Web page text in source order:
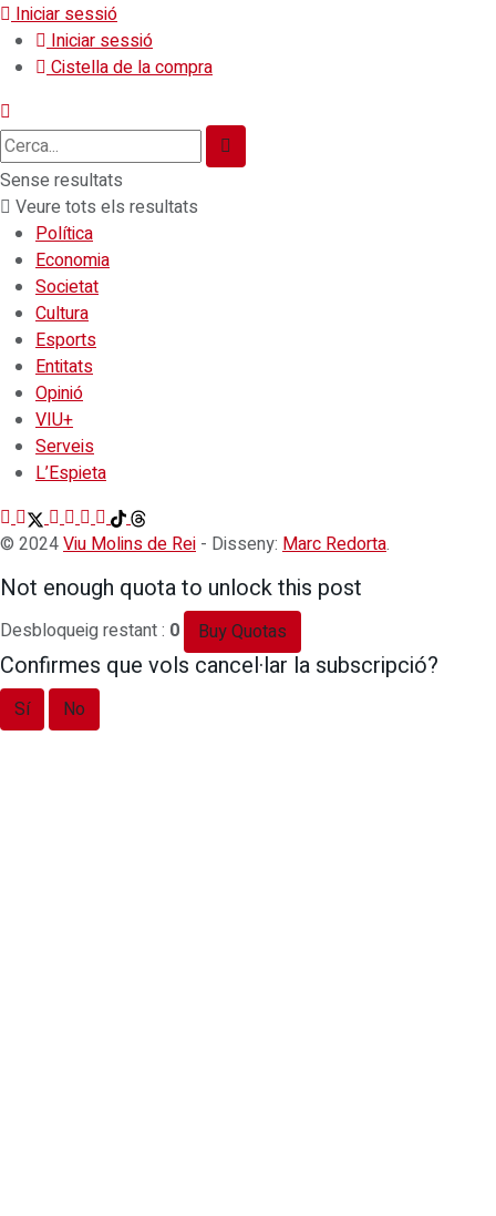
Iniciar sessió
Iniciar sessió
Cistella de la compra
Sense resultats
Veure tots els resultats
Política
Economia
Societat
Cultura
Esports
Entitats
Opinió
VIU+
Serveis
L’Espieta
© 2024Viu Molins de Rei - Disseny: Marc Redorta.
Not enough quota to unlock this post
Desbloqueig restant : 0 Buy Quotas
Confirmes que vols cancel·lar la subscripció?
Sí No